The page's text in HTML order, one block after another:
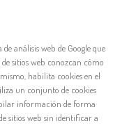
análisis web de Google que
sitios web conozcan cómo
habilita cookies en el
un conjunto de cookies
información de forma
sitios web sin identificar a